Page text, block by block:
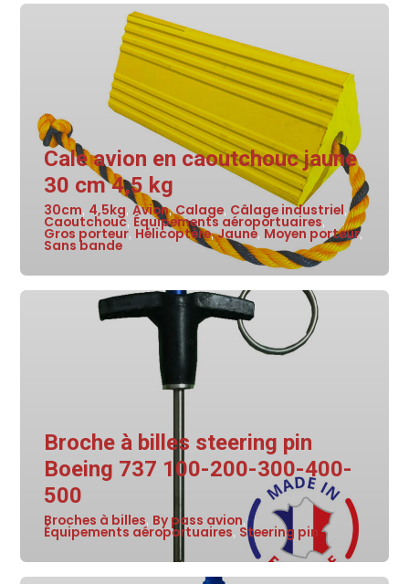
Cale avion en caoutchouc jaune
30 cm 4,5 kg
30cm, 4,5kg, Avion,Calage, Câlage industriel,
Caoutchouc, Équipements aéroportuaires,
Gros porteur, Hélicoptère,Jaune, Moyen porteur,
Sans bande
Broche à billes steering pin
Boeing 737 100-200-300-400-
500
Broches à billes, By pass avion,
Équipements aéroportuaires, Steering pin